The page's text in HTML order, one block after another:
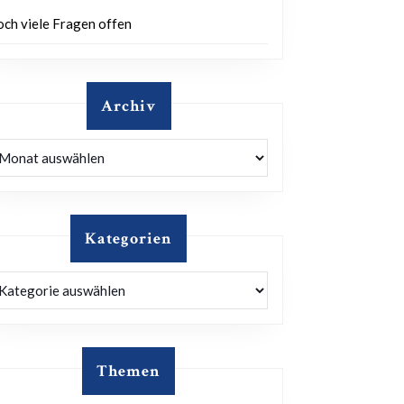
viele Fragen offen
Archiv
Kategorien
Themen